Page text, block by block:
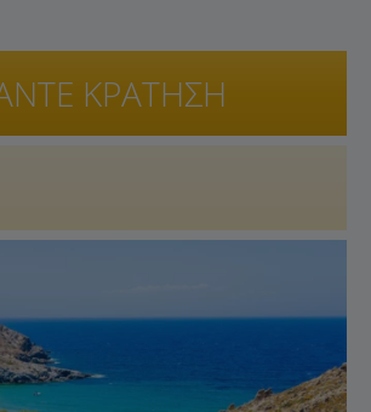
ΚΡΑΤΗΣΗ